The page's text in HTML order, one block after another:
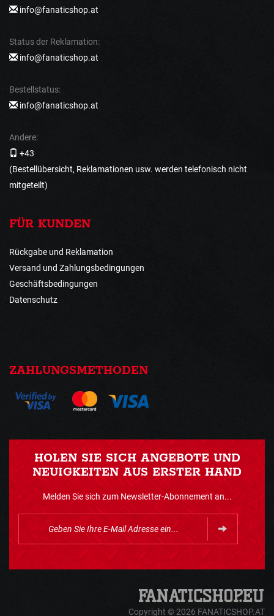
info@fanaticshop.at
Status der Reklamation:
info@fanaticshop.at
Bestellstatus:
info@fanaticshop.at
Andere:
+43
(Bestellübersicht, Reklamationen usw. werden telefonisch nicht
mitgeteilt)
FÜR KUNDEN
Rückgabe und Reklamation
Versand und Zahlungsbedingungen
Geschäftsbedingungen
Datenschutz
ZAHLUNGSMETHODEN
HOLEN SIE SICH ANGEBOTE UND
NEUIGKEITEN AUS ERSTER HAND
Melden Sie sich zum Newsletter-Abonnement an...
Copyright © 2026 FANATICSHOP.AT